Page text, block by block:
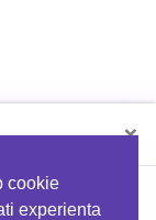
cookie
experienta
×